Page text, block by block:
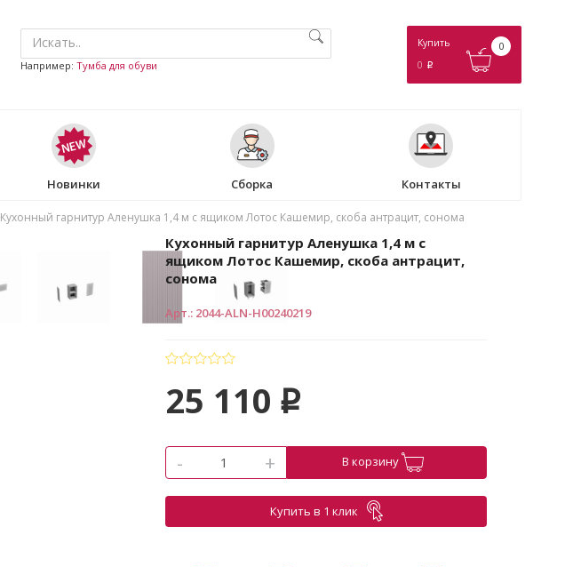
Например: Тумба для обуви
Купить
0 p
0
Новинки Сборка Контакты
Кухонный гарнитур Аленушка 1,4 м с ящиком Лотос Кашемир, скоба антрацит, сонома
Кухонный гарнитур Аленушка 1,4 м с
ящиком Лотос Кашемир, скоба антрацит,
сонома
Арт.: 2044-ALN-Н00240219
25 110 p
- + В корзину
Купить в 1 клик